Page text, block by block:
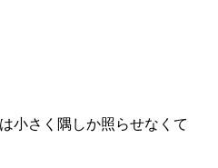
小さく隅しか照らせなくて